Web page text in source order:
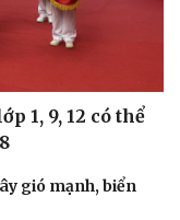
1, 9, 12 có thể
gió mạnh, biển